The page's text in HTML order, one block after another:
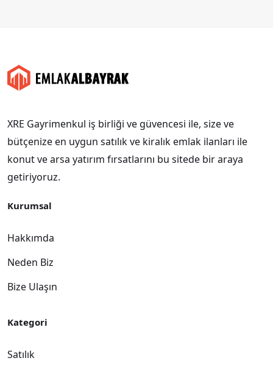
XRE Gayrimenkul iş birliği ve güvencesi ile, size ve
bütçenize en uygun satılık ve kiralık emlak ilanları ile
konut ve arsa yatırım fırsatlarını bu sitede bir araya
getiriyoruz.
Kurumsal
Hakkımda
Neden Biz
Bize Ulaşın
Kategori
Satılık